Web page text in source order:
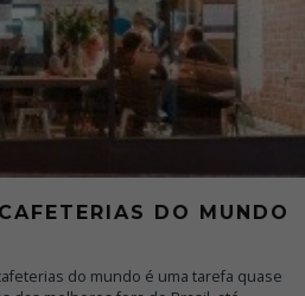
DO MUNDO
do mundo é uma tarefa quase